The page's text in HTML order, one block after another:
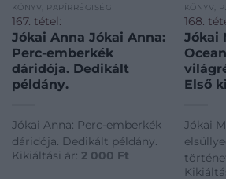
KÖNYV, PAPÍRRÉGISÉG
167. tétel:
Jókai Anna Jókai Anna:
Perc-emberkék
dáridója. Dedikált
példány.
Jókai Anna: Perc-emberkék
dáridója. Dedikált példány.
Kikiáltási ár: 2 000 Ft
KÖNYV,
168.
Jókai
Első
Jókai